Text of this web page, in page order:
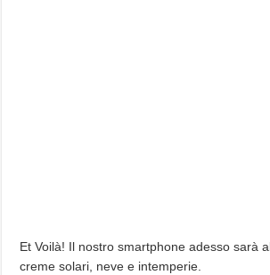
Et Voilà! Il nostro smartphone adesso sarà
creme solari, neve e intemperie.